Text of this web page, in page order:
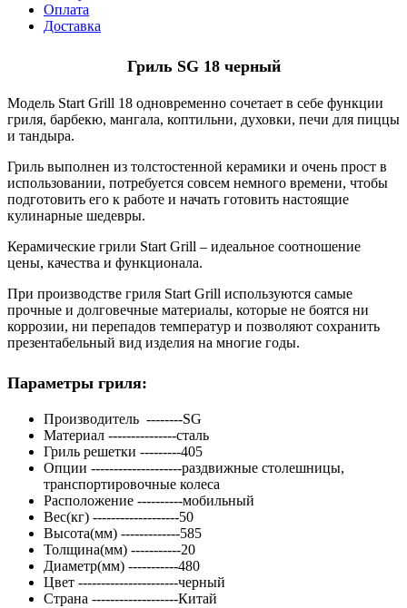
Оплата
Доставка
Гриль SG 18 черный
Модель Start Grill 18 одновременно сочетает в себе функции
гриля, барбекю, мангала, коптильни, духовки, печи для пиццы
и тандыра.
Гриль выполнен из толстостенной керамики и очень прост в
использовании, потребуется совсем немного времени, чтобы
подготовить его к работе и начать готовить настоящие
кулинарные шедевры.
Керамические грили Start Grill – идеальное соотношение
цены, качества и функционала.
При производстве гриля Start Grill используются самые
прочные и долговечные материалы, которые не боятся ни
коррозии, ни перепадов температур и позволяют сохранить
презентабельный вид изделия на многие годы.
Параметры гриля:
Производитель --------SG
Материал ---------------сталь
Гриль решетки ---------405
Опции --------------------раздвижные столешницы,
транспортировочные колеса
Расположение ----------мобильный
Вес(кг) -------------------50
Высота(мм) -------------585
Толщина(мм) -----------20
Диаметр(мм) -----------480
Цвет ----------------------черный
Страна -------------------Китай